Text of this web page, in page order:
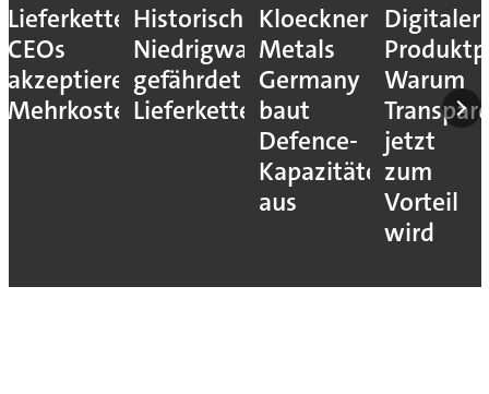
Lieferkettenresilienz:
CEOs
akzeptieren
Mehrkosten
Historisches
Niedrigwasser
gefährdet
Lieferketten
Kloeckner
Metals
Germany
baut
Defence-
Kapazitäten
aus
Digitaler
Warum
jetzt
zum
Vorteil
wird